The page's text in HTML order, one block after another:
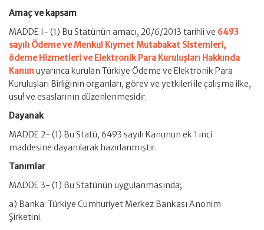
Amaç ve kapsam
MADDE I- (1) Bu Statünün amacı, 20/6/2013 tarihli ve 6493
sayılı Ödeme ve Menkul Kıymet Mutabakat Sistemleri,
ödeme Hizmetleri ve Elektronik Para Kuruluşları Hakkında
Kanunuyarınca kurulan Türkiye Ödeme ve Elektronik Para
Kuruluşları Birliğinin organları, görev ve yetkileri ile çalışma ilke,
usu! ve esaslarının düzenlenmesidir.
Dayanak
MADDE 2- (1) Bu Statü, 6493 sayılı Kanunun ek 1 inci
maddesine dayanılarak hazırlanmıştır.
Tanımlar
MADDE 3- (1) Bu Statünün uygulanmasında;
a) Banka: Türkiye Cumhuriyet Merkez Bankası Anonim
Şirketini.